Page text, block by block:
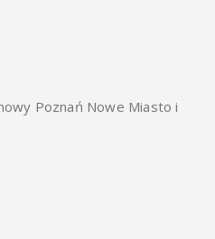
Poznań Nowe Miasto i